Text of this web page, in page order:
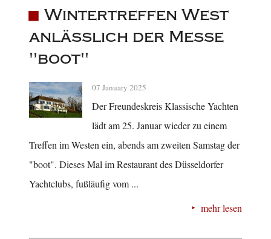
Wintertreffen West
anlässlich der Messe
"boot"
07 January 2025
Der Freundeskreis Klassische Yachten
lädt am 25. Januar wieder zu einem
Treffen im Westen ein, abends am zweiten Samstag der
"boot". Dieses Mal im Restaurant des Düsseldorfer
Yachtclubs, fußläufig vom ...
mehr lesen